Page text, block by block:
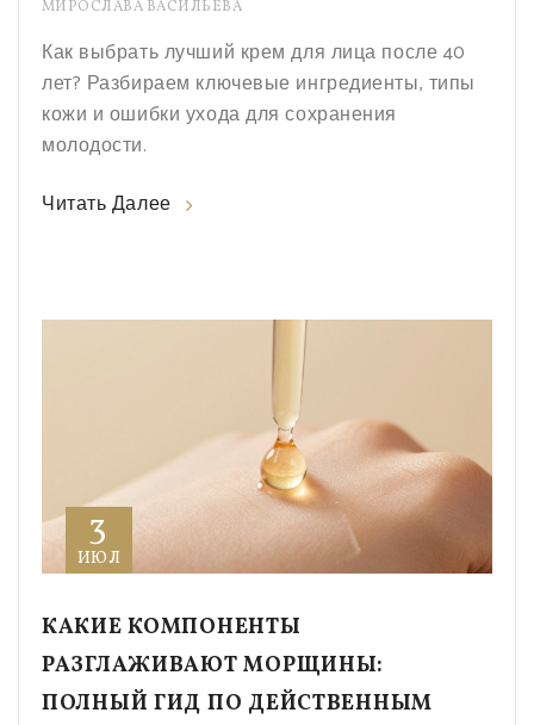
МИРОСЛАВА ВАСИЛЬЕВА
Как выбрать лучший крем для лица после 40
лет? Разбираем ключевые ингредиенты, типы
кожи и ошибки ухода для сохранения
молодости.
Читать Далее
3
ИЮЛ
КАКИЕ КОМПОНЕНТЫ
РАЗГЛАЖИВАЮТ МОРЩИНЫ:
ПОЛНЫЙ ГИД ПО ДЕЙСТВЕННЫМ